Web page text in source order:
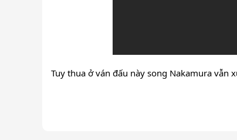
Tuy thua ở ván đấu này song Nakamura vẫn